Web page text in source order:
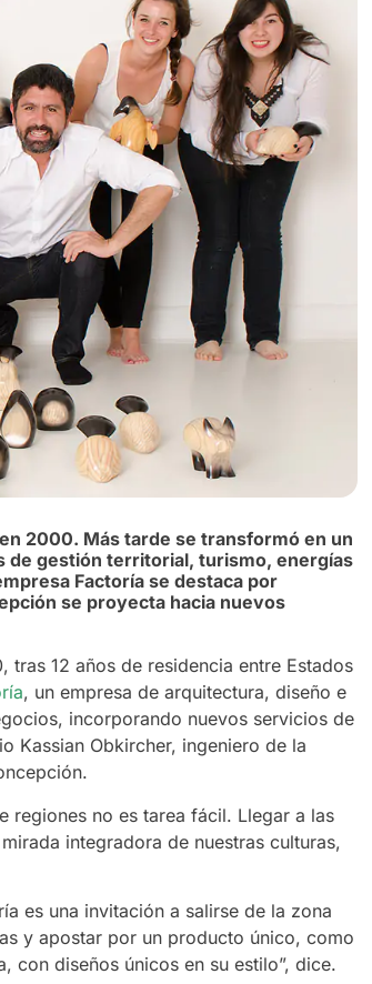
2000. Más tarde se transformó en un
de gestión territorial, turismo, energías
Factoría se destaca por
se proyecta hacia nuevos
tras 12 años de residencia entre Estados
, un empresa de arquitectura, diseño e
incorporando nuevos servicios de
Kassian Obkircher, ingeniero de la
regiones no es tarea fácil. Llegar a las
integradora de nuestras culturas,
es una invitación a salirse de la zona
y apostar por un producto único, como
con diseños únicos en su estilo”, dice.